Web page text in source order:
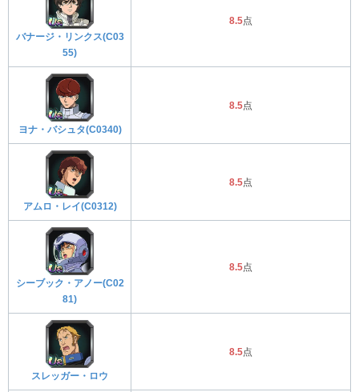
バナージ・リンクス(C03
55)
8.5点
ヨナ・バシュタ(C0340)
8.5点
アムロ・レイ(C0312)
8.5点
シーブック・アノー(C02
81)
8.5点
スレッガー・ロウ
8.5点